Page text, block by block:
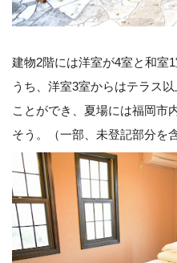
建物2階には洋室が4室と和室1
うち、洋室3室からはテラス
ことができ、夏場には福岡市
そう。（一部、未登記部分を含